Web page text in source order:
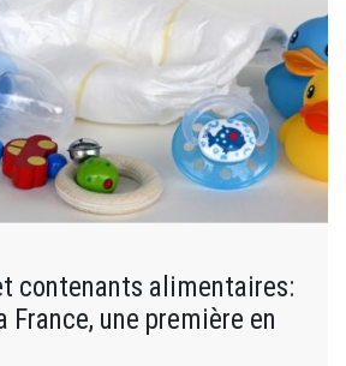
contenants alimentaires:
France, une première en